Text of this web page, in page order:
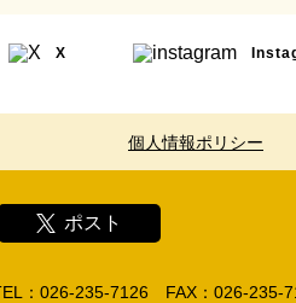
X
個人情報ポリシー
ポスト
：026-235-7126 FAX：026-235-